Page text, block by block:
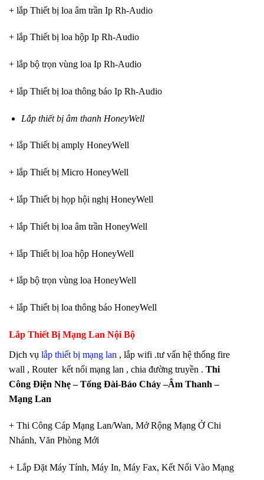
+ lắp Thiết bị loa âm trần Ip Rh-Audio
+ lắp Thiết bị loa hộp Ip Rh-Audio
+ lắp bộ trọn vùng loa Ip Rh-Audio
+ lắp Thiết bị loa thông báo Ip Rh-Audio
Lắp thiết bị âm thanh HoneyWell
+ lắp Thiết bị amply HoneyWell
+ lắp Thiết bị Micro HoneyWell
+ lắp Thiết bị họp hội nghị HoneyWell
+ lắp Thiết bị loa âm trần HoneyWell
+ lắp Thiết bị loa hộp HoneyWell
+ lắp bộ trọn vùng loa HoneyWell
+ lắp Thiết bị loa thông báo HoneyWell
Lắp Thiết Bị Mạng Lan Nội Bộ
Dịch vụ lắp thiết bị mạng lan , lắp wifi .tư vấn hệ thống fire
wall , Router kết nối mạng lan , chia đường truyền . Thi
Công Điện Nhẹ – Tổng Đài-Báo Cháy –Âm Thanh –
Mạng Lan
+ Thi Công Cáp Mạng Lan/Wan, Mở Rộng Mạng Ở Chi
Nhánh, Văn Phòng Mới
+ Lắp Đặt Máy Tính, Máy In, Máy Fax, Kết Nối Vào Mạng